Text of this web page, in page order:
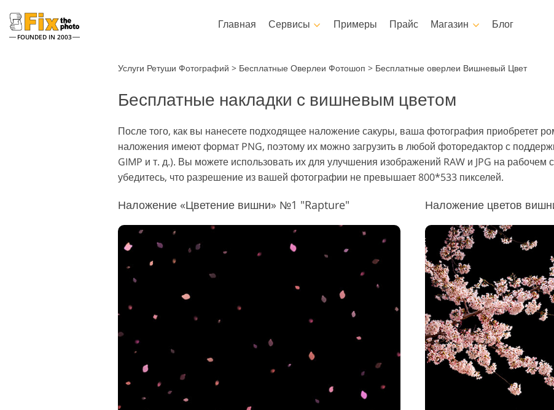
FOUNDED IN 2003
Главная Сервисы
фото
Ретушь Свадебных Фото
Модели одежды, созданные
с помощью ИИ
Сервисы обработки
Реставрация
Сервисы ретуши товаров Ретушь ювелирных изделий Данные для обучения ИИ
Услуги
Примеры Прайс Магазин
Lightroom
Пресеты Lightroom
LR
Пресеты - Лучшее
предложение
Мобильная коллекция
Photoshop
Экшены Photoshop
Фотошоп Оверлейсы
Текстуры Photoshop
Коллекции Фотошоп
Экшнов
Коллекции Фотошоп
Оверлейсов
Templates
Шаблоны
Открытки ко Дню святого
Валентина
Приглашения на свадьбу
Приглашение на детский
Блог
Услуги Ретуши Фотографий > Бесплатные Оверлеи Фотошоп > Бесплатные оверлеи Вишневый Цвет
Бесплатные накладки с вишневым цветом
После того, как вы нанесете подходящее наложение сакуры, ваша фотография приобретет
наложения имеют формат PNG, поэтому их можно загрузить в любой фоторедактор с
GIMP и т. д.). Вы можете использовать их для улучшения изображений RAW и JPG на
убедитесь, что разрешение из вашей фотографии не превышает 800*533 пикселей.
Наложение «Цветение вишни» №1 "Rapture"